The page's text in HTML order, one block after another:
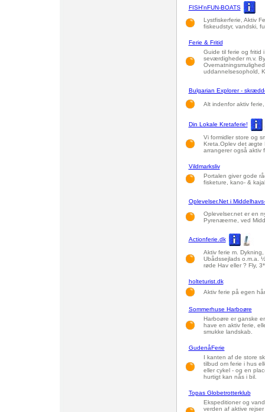
FISH'nFUN-BOATS
Lystfiskerferie, Aktiv
fiskeudstyr, vandski,
Ferie & Fritid
Guide til ferie og fritid
seværdigheder m.v.
uddannelsesophold,
Bulgarian Explorer -
Alt indenfor aktiv
Din Lokale Kretaferie!
Vi formidler store og
Kreta.Oplev det ægte
arrangerer også aktiv
Vildmarksliv
Portalen giver gode
fisketure, kano- &
Oplevelser.Net i
Oplevelser.net er en
Pyrenæerne, ved
Actionferie.dk
Aktiv ferie m.
Ubådssejlads o.m.a.
røde Hav eller ? Fly,
holteturist.dk
Aktiv ferie på egen
Sommerhuse Harboøre
Harboøre er ganske
have en aktiv ferie,
smukke landskab.
GudenåFerie
I kanten af de store
tilbud om ferie i hus
eller cykel - og en
hurtigt kan nås i bil.
Topas Globetrotterklub
Ekspeditioner og
verden af aktive